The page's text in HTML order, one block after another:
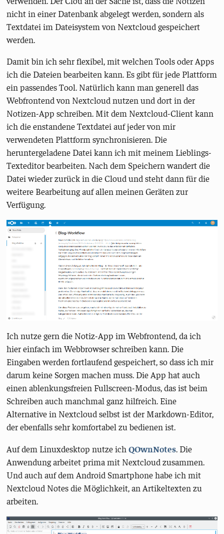
nicht in einer Datenbank abgelegt werden, sondern als
Textdatei im Dateisystem von Nextcloud gespeichert
werden.
Damit bin ich sehr flexibel, mit welchen Tools oder Apps
ich die Dateien bearbeiten kann. Es gibt für jede Plattform
ein passendes Tool. Natürlich kann man generell das
Webfrontend von Nextcloud nutzen und dort in der
Notizen-App schreiben. Mit dem Nextcloud-Client kann
ich die enstandene Textdatei auf jeder von mir
verwendeten Plattform synchronisieren. Die
heruntergeladene Datei kann ich mit meinem Lieblings-
Texteditor bearbeiten. Nach dem Speichern wandert die
Datei wieder zurück in die Cloud und steht dann für die
weitere Bearbeitung auf allen meinen Geräten zur
Verfügung.
Ich nutze gern die Notiz-App im Webfrontend, da ich
hier einfach im Webbrowser schreiben kann. Die
Eingaben werden fortlaufend gespeichert, so dass ich mir
darum keine Sorgen machen muss. Die App hat auch
einen ablenkungsfreien Fullscreen-Modus, das ist beim
Schreiben auch manchmal ganz hilfreich. Eine
Alternative in Nextcloud selbst ist der Markdown-Editor,
der ebenfalls sehr komfortabel zu bedienen ist.
Auf dem Linuxdesktop nutze ichQOwnNotes. Die
Anwendung arbeitet prima mit Nextcloud zusammen.
Und auch auf dem Android Smartphone habe ich mit
Nextcloud Notes die Möglichkeit, an Artikeltexten zu
arbeiten.